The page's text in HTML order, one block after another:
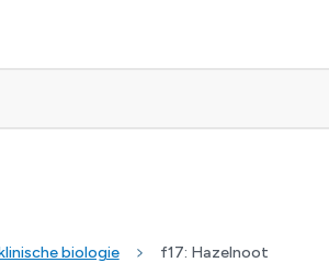
biologie f17: Hazelnoot